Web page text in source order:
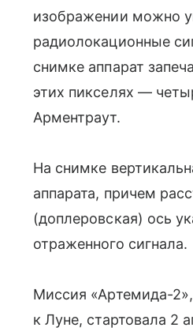
изображении можно
радиолокационные
снимке аппарат
этих пикселях —
Арментраут.
На снимке
аппарата, причем
(доплеровская) ось
отраженного сигнала.
Миссия «Артемида-
к Луне, стартовала 2